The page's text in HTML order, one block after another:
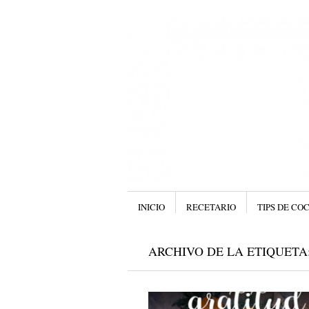
SALTAR AL CONTENIDO.
INICIO RECETARIO TIPS DE
ARCHIVO DE LA